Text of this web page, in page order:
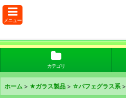
メニュー
カテゴリ
ホーム > ★ガラス製品 > ☆パフェグラス系 >